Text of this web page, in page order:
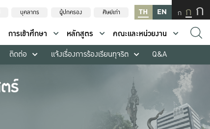
บุคลากร ผู้ปกครอง ศิษย์เก่า TH EN ก ก ก
การเข้าศึกษา หลักสูตร
คณะและหน่วยงาน
ติดต่อ แจ้งเรื่องการร้องเรียนทุจริต Q&A